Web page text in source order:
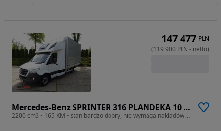
Mercedes-Benz SPRINTER 316 PLANDEKA 10 PALET WEBASTO KLIMATYZACJA TEMPOMAT 165KM
2200 cm3 • 165 KM • stan bardzo dobry, nie wymaga nakładów finansowcyh, dostępny od ręki
147 477 PLN
(119 900 PLN - netto)